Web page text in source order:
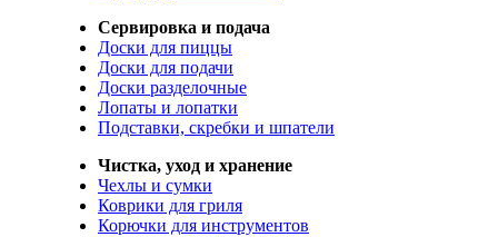
Сервировка и подача
Доски для пиццы
Доски для подачи
Доски разделочные
Лопаты и лопатки
Подставки, скребки и шпатели
Чистка, уход и хранение
Чехлы и сумки
Коврики для гриля
Корючки для инструментов